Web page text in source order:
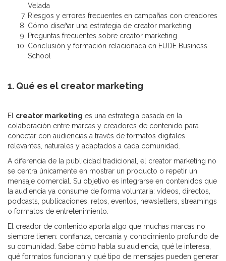
Velada
Riesgos y errores frecuentes en campañas con creadores
Cómo diseñar una estrategia de creator marketing
Preguntas frecuentes sobre creator marketing
Conclusión y formación relacionada en EUDE Business
School
1. Qué es el creator marketing
El creator marketing es una estrategia basada en la
colaboración entre marcas y creadores de contenido para
conectar con audiencias a través de formatos digitales
relevantes, naturales y adaptados a cada comunidad.
A diferencia de la publicidad tradicional, el creator marketing no
se centra únicamente en mostrar un producto o repetir un
mensaje comercial. Su objetivo es integrarse en contenidos que
la audiencia ya consume de forma voluntaria: vídeos, directos,
podcasts, publicaciones, retos, eventos, newsletters, streamings
o formatos de entretenimiento.
El creador de contenido aporta algo que muchas marcas no
siempre tienen: confianza, cercanía y conocimiento profundo de
su comunidad. Sabe cómo habla su audiencia, qué le interesa,
qué formatos funcionan y qué tipo de mensajes pueden generar